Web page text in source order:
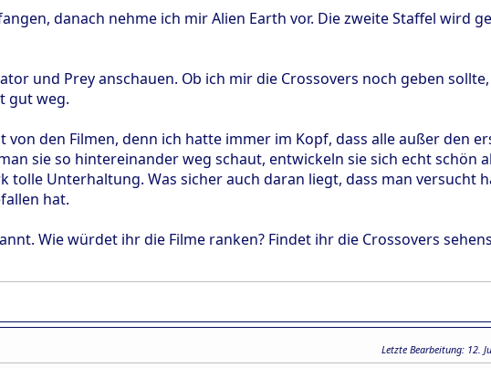
danach nehme ich mir Alien Earth vor. Die zweite Staffel wird
und Prey anschauen. Ob ich mir die Crossovers noch geben
gut weg.
den Filmen, denn ich hatte immer im Kopf, dass alle außer den
sie so hintereinander weg schaut, entwickeln sie sich echt schön
tolle Unterhaltung. Was sicher auch daran liegt, dass man versucht
hat.
Wie würdet ihr die Filme ranken? Findet ihr die Crossovers
Letzte Bearbeitung: 12.